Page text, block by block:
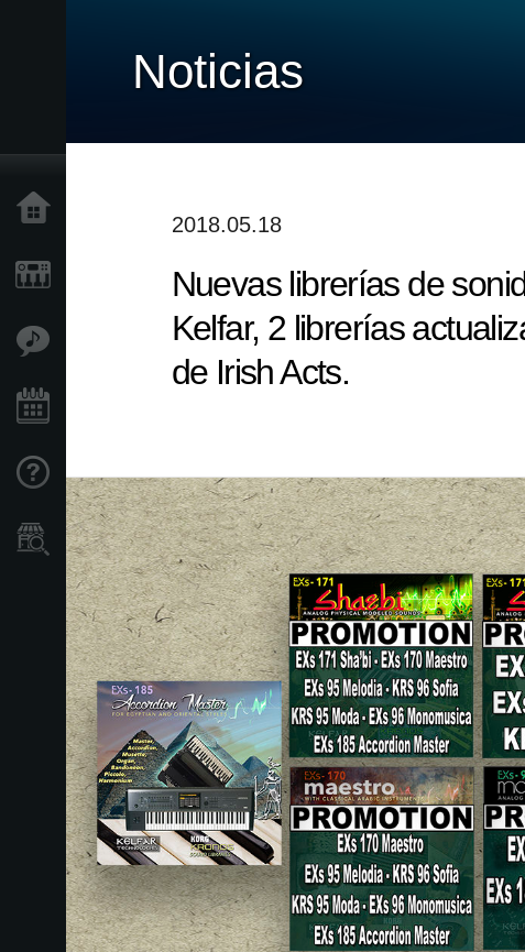
Características
Soporte
Localizador
de
Tiendas
Noticias
2018.05.18
Nuevas librerías de
Kelfar, 2 librerías
de Irish Acts.